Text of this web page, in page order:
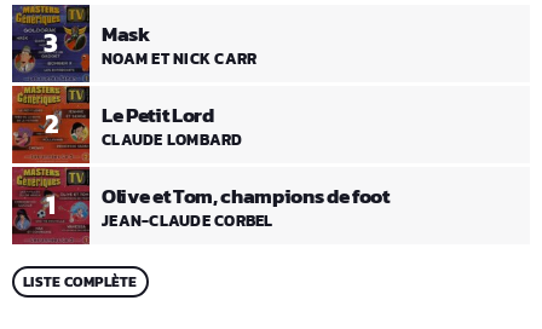
1 Olive et Tom, champions de foot
JEAN-CLAUDE CORBEL
2 Le Petit Lord
CLAUDE LOMBARD
3 Mask
NOAM ET NICK CARR
LISTE COMPLÈTE